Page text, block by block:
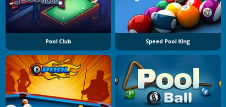
Pool Club Speed Pool King